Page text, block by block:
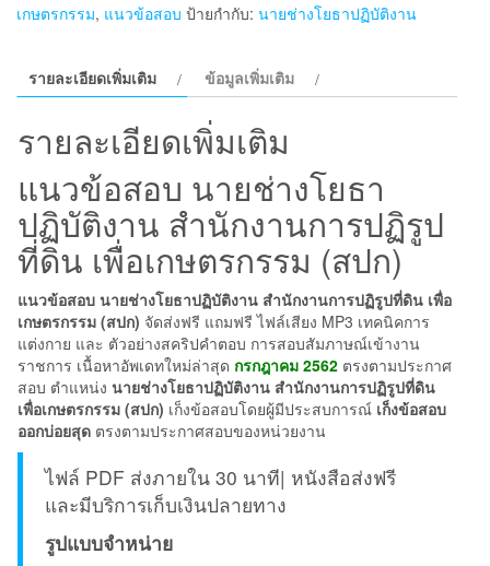
ปฏิบัติ
สำนักงาน
ปฏิรูป
ที่ดิน
ชิ้น
เกษตรกรรม, แนวข้อสอบ ป้ายกำกับ: นายช่างโยธาปฏิบัติงาน
รายละเอียดเพิ่มเติม ข้อมูลเพิ่มเติม
รายละเอียดเพิ่มเติม
แนวข้อสอบ นายช่างโยธา
ปฏิบัติงาน สำนักงานการปฏิรูป
ที่ดิน เพื่อเกษตรกรรม (สปก)
แนวข้อสอบ นายช่างโยธาปฏิบัติงาน สำนักงานการปฏิรูปที่ดิน เพื่อ
เกษตรกรรม (สปก) จัดส่งฟรี แถมฟรี ไฟล์เสียง MP3 เทคนิคการ
แต่งกาย และ ตัวอย่างสคริปคำตอบ การสอบสัมภาษณ์เข้างาน
ราชการ เนื้อหาอัพเดทใหม่ล่าสุด กรกฎาคม 2562 ตรงตามประกาศ
สอบ ตำแหน่ง นายช่างโยธาปฏิบัติงาน สำนักงานการปฏิรูปที่ดิน
เพื่อเกษตรกรรม (สปก) เก็งข้อสอบโดยผู้มีประสบการณ์ เก็งข้อสอบ
ออกบ่อยสุด ตรงตามประกาศสอบของหน่วยงาน
ไฟล์ PDF ส่งภายใน 30 นาที| หนังสือส่งฟรี
และมีบริการเก็บเงินปลายทาง
รูปแบบจำหน่าย